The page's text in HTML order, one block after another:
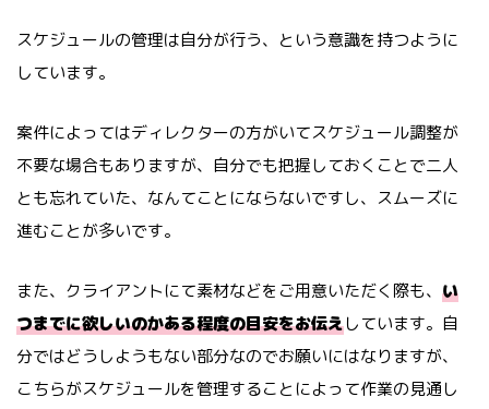
スケジュールの管理は自分が行う、という意識を持つように
しています。
案件によってはディレクターの方がいてスケジュール調整が
不要な場合もありますが、自分でも把握しておくことで二人
とも忘れていた、なんてことにならないですし、スムーズに
進むことが多いです。
また、クライアントにて素材などをご用意いただく際も、 い
つまでに欲しいのかある程度の目安をお伝えしています。自
分ではどうしようもない部分なのでお願いにはなりますが、
こちらがスケジュールを管理することによって作業の見通し